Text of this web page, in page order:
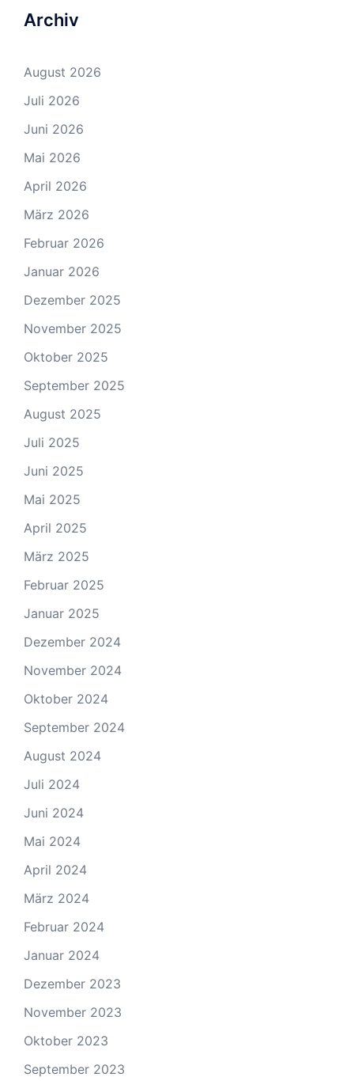
Archiv
August 2026
Juli 2026
Juni 2026
Mai 2026
April 2026
März 2026
Februar 2026
Januar 2026
Dezember 2025
November 2025
Oktober 2025
September 2025
August 2025
Juli 2025
Juni 2025
Mai 2025
April 2025
März 2025
Februar 2025
Januar 2025
Dezember 2024
November 2024
Oktober 2024
September 2024
August 2024
Juli 2024
Juni 2024
Mai 2024
April 2024
März 2024
Februar 2024
Januar 2024
Dezember 2023
November 2023
Oktober 2023
September 2023